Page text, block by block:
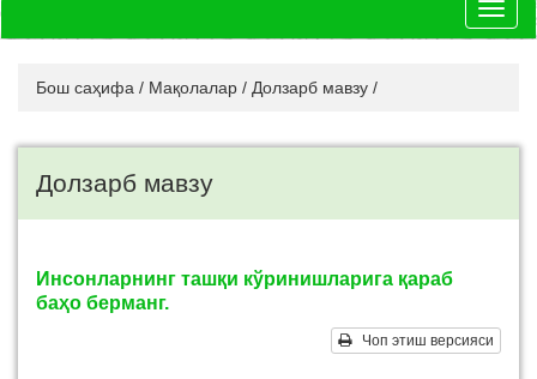
Бош саҳифа / Мақолалар / Долзарб мавзу /
Долзарб мавзу
Инсонларнинг ташқи кўринишларига қараб
баҳо берманг.
Чоп этиш версияси